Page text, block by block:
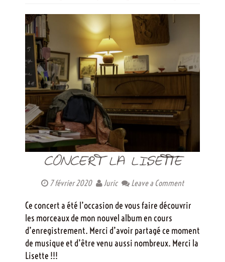
CONCERT LA LISETTE
7 février 2020 Juric Leave a Comment
Ce concert a été l’occasion de vous faire découvrir
les morceaux de mon nouvel album en cours
d’enregistrement. Merci d’avoir partagé ce moment
de musique et d’être venu aussi nombreux. Merci la
Lisette !!!